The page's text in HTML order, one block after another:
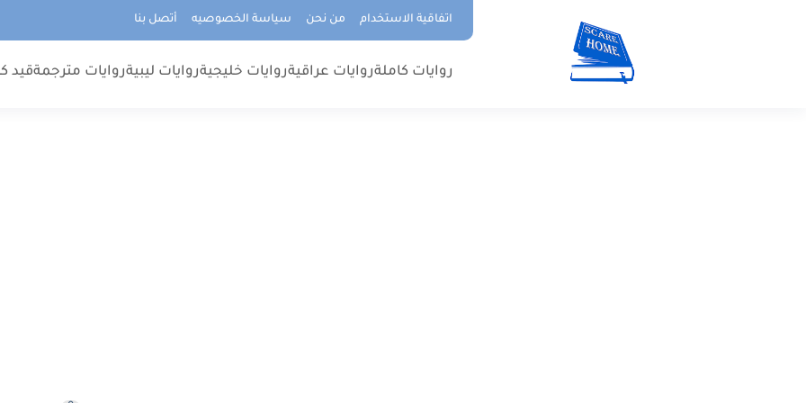
اتفاقية الاستخدام من نحن سياسة الخصوصيه أتصل بنا
روايات كاملةروايات عراقيةروايات خليجيةروايات ليبيةروايات مترجمةقيد